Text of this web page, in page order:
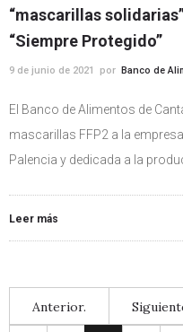
“mascarillas
“Siempre Protegido”
9 de junio de 2021 por Banco de
El Banco de Alimentos de
mascarillas FFP2 a la
Palencia y dedicada a la
Leer más
Anterior.